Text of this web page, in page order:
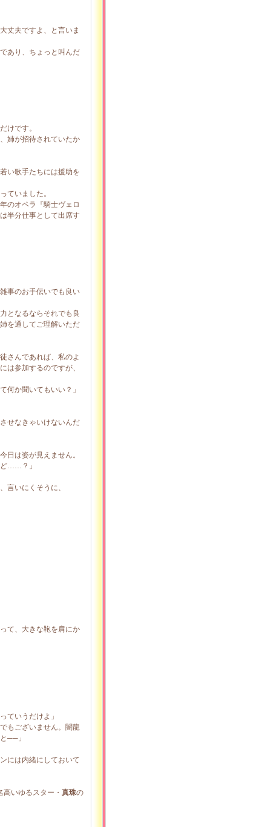
丈夫ですよ、と言いま
あり、ちょっと叫んだ
けです。
姉が招待されていたか
い歌手たちには援助を
ていました。
のオペラ『騎士ヴェロ
半分仕事として出席す
事のお手伝いでも良い
となるならそれでも良
を通してご理解いただ
さんであれば、私のよ
は参加するのですが、
何か聞いてもいい？」
せなきゃいけないんだ
日は姿が見えません。
ど……？」
言いにくそうに、
て、大きな鞄を肩にか
ていうだけよ」
もございません。闇龍
──」
には内緒にしておいて
いゆるスター・ 真珠の